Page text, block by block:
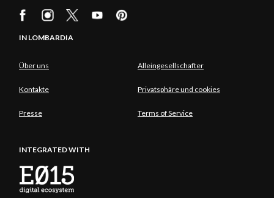
IN LOMBARDIA
Über uns Alleingesellschafter
Kontakte Privatsphäre und cookies
Presse Terms of Service
INTEGRATED WITH